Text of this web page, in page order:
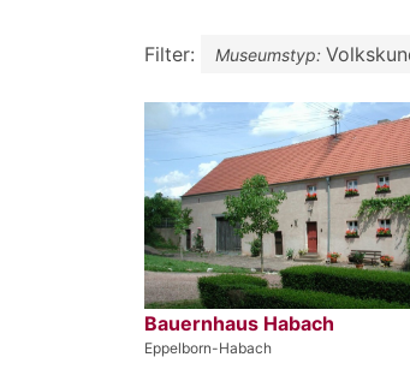
Filter: Museumstyp:
Bauernhaus Habach
Eppelborn-Habach